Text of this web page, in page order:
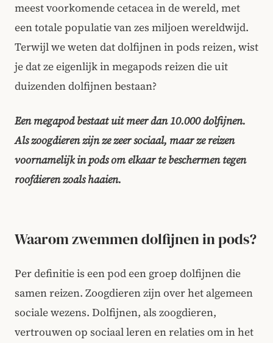
meest voorkomende cetacea in de wereld, met
een totale populatie van zes miljoen wereldwijd.
Terwijl we weten dat dolfijnen in pods reizen, wist
je dat ze eigenlijk in megapods reizen die uit
duizenden dolfijnen bestaan?
Een megapod bestaat uit meer dan 10.000 dolfijnen.
Als zoogdieren zijn ze zeer sociaal, maar ze reizen
voornamelijk in pods om elkaar te beschermen tegen
roofdieren zoals haaien.
Waarom zwemmen dolfijnen in pods?
Per definitie is een pod een groep dolfijnen die
samen reizen. Zoogdieren zijn over het algemeen
sociale wezens. Dolfijnen, als zoogdieren,
vertrouwen op sociaal leren en relaties om in het